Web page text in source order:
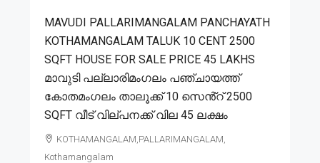
MAVUDI PALLARIMANGALAM PANCHAYATH
KOTHAMANGALAM TALUK 10 CENT 2500
SQFT HOUSE FOR SALE PRICE 45 LAKHS
മാവുടി പല്ലാരിമംഗലം പഞ്ചായത്ത്
കോതമംഗലം താലൂക്ക് 10 സെൻ്റ് 2500
SQFT വീട് വില്പനക്ക് വില 45 ലക്ഷം
KOTHAMANGALAM,PALLARIMANGALAM,
Kothamangalam